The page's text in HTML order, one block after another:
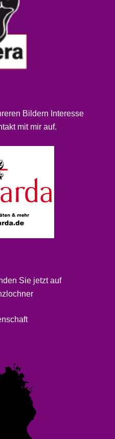
Bildern Interesse
mit mir auf.
Sie jetzt auf